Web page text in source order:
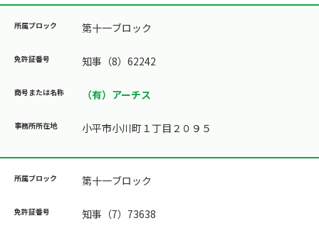
第十一ブロック
知事（8）62242
（有）アーチス
小平市小川町１丁目２０９５
第十一ブロック
知事（7）73638